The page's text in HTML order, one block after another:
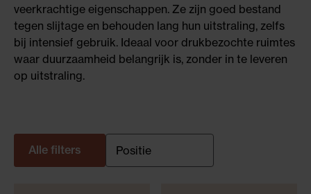
veerkrachtige eigenschappen. Ze zijn goed bestand
tegen slijtage en behouden lang hun uitstraling, zelfs
bij intensief gebruik. Ideaal voor drukbezochte ruimtes
waar duurzaamheid belangrijk is, zonder in te leveren
op uitstraling.
Alle filters